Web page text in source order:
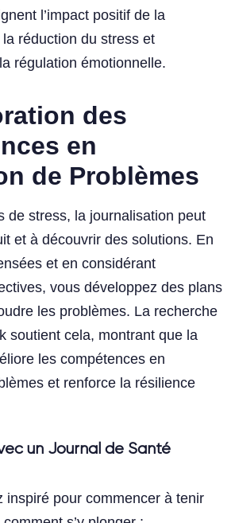
l’impact positif de la
réduction du stress et
régulation émotionnelle.
des
en
de Problèmes
de stress, la journalisation peut
et à découvrir des solutions. En
et en considérant
vous développez des plans
les problèmes. La recherche
soutient cela, montrant que la
les compétences en
et renforce la résilience
un Journal de Santé
inspiré pour commencer à tenir